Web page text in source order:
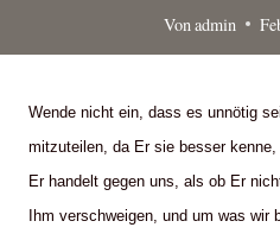
Von admin
Wende nicht ein, dass es unnötig
mitzuteilen, da Er sie besser
Er handelt gegen uns, als ob Er
Ihm verschweigen, und um was